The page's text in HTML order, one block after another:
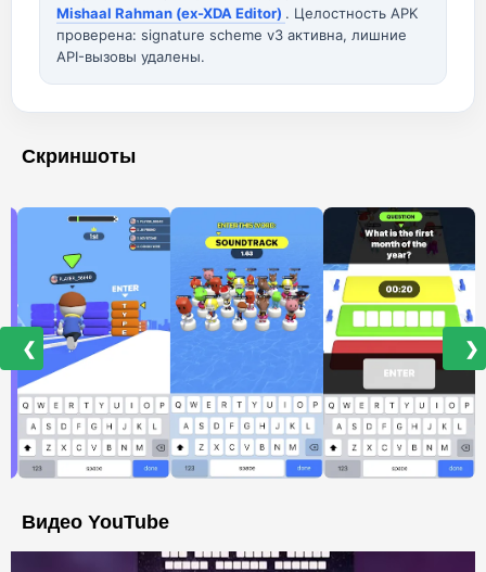
Mishaal Rahman (ex-XDA Editor) . Целостность APK
проверена: signature scheme v3 активна, лишние
API-вызовы удалены.
Скриншоты
❮ ❯
Видео YouTube